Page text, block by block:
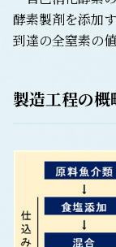
酵素製剤を添加
到達の全窒素の
製造工程の概